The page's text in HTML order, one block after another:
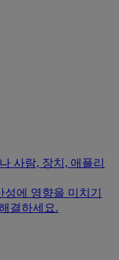
사람, 장치, 애플리
성에 영향을 미치기
결하세요.